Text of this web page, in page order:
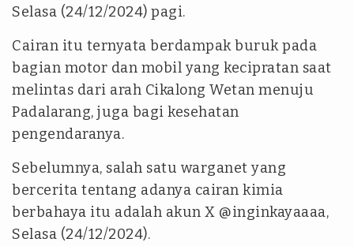
Selasa (24/12/2024) pagi.
Cairan itu ternyata berdampak buruk pada
bagian motor dan mobil yang kecipratan saat
melintas dari arah Cikalong Wetan menuju
Padalarang, juga bagi kesehatan
pengendaranya.
Sebelumnya, salah satu warganet yang
bercerita tentang adanya cairan kimia
berbahaya itu adalah akun X @inginkayaaaa,
Selasa (24/12/2024).